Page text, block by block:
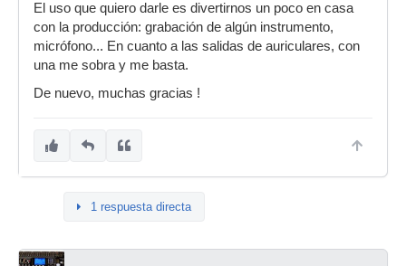
El uso que quiero darle es divertirnos un poco en casa
con la producción: grabación de algún instrumento,
micrófono... En cuanto a las salidas de auriculares, con
una me sobra y me basta.
De nuevo, muchas gracias !
1 respuesta directa